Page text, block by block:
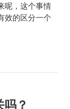
呢，这个事情
效的区分一个
？